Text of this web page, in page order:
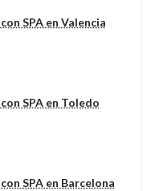
SPA en Valencia
SPA en Toledo
SPA en Barcelona